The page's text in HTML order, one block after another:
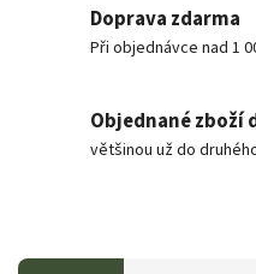
Doprava zdarma
Při objednávce nad 1
Objednané zboží
většinou už do